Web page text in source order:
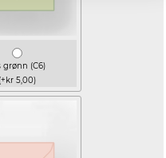
grønn (C6)
5,00)